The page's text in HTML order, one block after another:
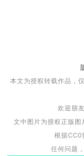
本文为授权转载作品，
欢迎朋
文中图片为授权正版图
根据CC0
任何问题